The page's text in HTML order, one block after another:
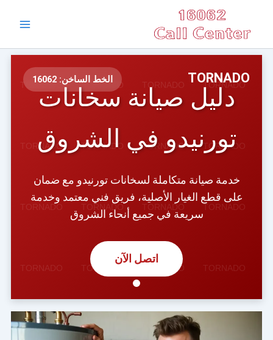
المحتوى
دليل صيانة سخانات
تورنيدو في الشروق
خدمة صيانة متكاملة لسخانات تورنيدو مع ضمان
على قطع الغيار الأصلية، فريق فني معتمد وخدمة
سريعة في جميع أنحاء الشروق
اتصل الآن
الخط الساخن: 16062 TORNADO